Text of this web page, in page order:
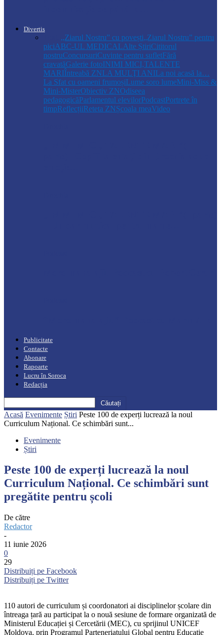
Divertis
,,Ziarul Nostru” cu povești„Ziarul Nostru” pentru
piciABC-UL MEDICALAlte ȘtiriCititorul
nostruConcursuriCuvinte pentru sufletFără
cravatăGalerie fotoINIMI MICI,TALENTE
MARIÎntreabă ZNLA MULŢI ANILa noi acasă la…
La Sfat cu oameni frumoșiLume soro lumeMini-Miss &
Mini-MisterObiectiv ZNOdiseea
pedagogicăParlamentul elevilorPodcastPortrete în
timpReflecțiiReteta ZNȘcoala meaVideo
Publicitate
Contacte
Abonare
Rapoarte
Lucru în Soroca
Redacția
Acasă Evenimente Știri Peste 100 de experți lucrează la noul
Curriculum Național. Ce schimbări sunt...
Evenimente
Știri
Peste 100 de experți lucrează la noul
Curriculum Național. Ce schimbări sunt
pregătite pentru școli
De către
Redactor
-
11 iunie 2026
0
29
Distribuiți pe Facebook
Distribuiți pe Twitter
110 autori de curriculum și coordonatori ai disciplinelor școlare din
întreaga țară au participat la o nouă sesiune de formare organizată de
Ministerul Educației și Cercetării (MEC), cu sprijinul UNICEF
Moldova, prin Programul Parteneriatului Global pentru Educație